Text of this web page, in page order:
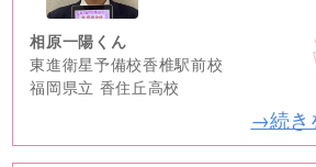
相原一陽くん
東進衛星予備校香椎駅前校
福岡県立 香住丘高校
→続き